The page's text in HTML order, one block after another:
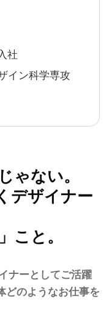
社
イン科学専攻
ゃない。
デザイナー
こと。
ナーとしてご活躍
どのようなお仕事を